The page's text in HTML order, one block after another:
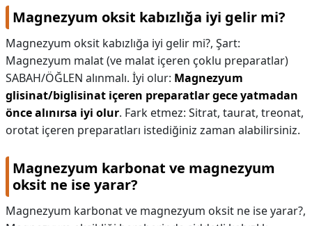
Magnezyum oksit kabızlığa iyi gelir mi?
Magnezyum oksit kabızlığa iyi gelir mi?, Şart:
Magnezyum malat (ve malat içeren çoklu preparatlar)
SABAH/ÖĞLEN alınmalı. İyi olur: Magnezyum
glisinat/biglisinat içeren preparatlar gece yatmadan
önce alınırsa iyi olur. Fark etmez: Sitrat, taurat, treonat,
orotat içeren preparatları istediğiniz zaman alabilirsiniz.
Magnezyum karbonat ve magnezyum
oksit ne ise yarar?
Magnezyum karbonat ve magnezyum oksit ne ise yarar?,